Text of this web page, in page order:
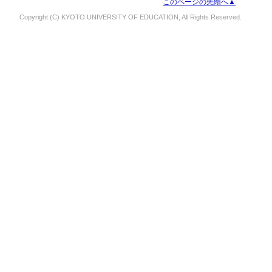
このページの先頭へ▲
Copyright (C) KYOTO UNIVERSITY OF EDUCATION, All Rights Reserved.